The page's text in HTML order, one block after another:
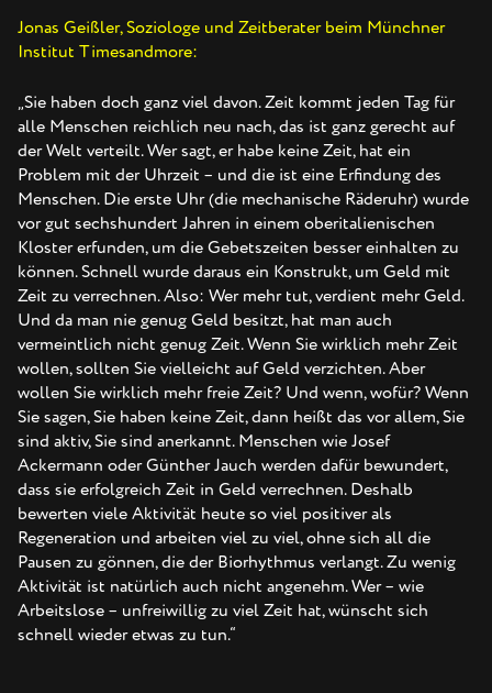
Jonas Geißler, Soziologe und Zeitberater beim Münchner
Institut Timesandmore:
„Sie haben doch ganz viel davon. Zeit kommt jeden Tag für
alle Menschen reichlich neu nach, das ist ganz gerecht auf
der Welt verteilt. Wer sagt, er habe keine Zeit, hat ein
Problem mit der Uhrzeit – und die ist eine Erfindung des
Menschen. Die erste Uhr (die mechanische Räderuhr) wurde
vor gut sechshundert Jahren in einem oberitalienischen
Kloster erfunden, um die Gebetszeiten besser einhalten zu
können. Schnell wurde daraus ein Konstrukt, um Geld mit
Zeit zu verrechnen. Also: Wer mehr tut, verdient mehr Geld.
Und da man nie genug Geld besitzt, hat man auch
vermeintlich nicht genug Zeit. Wenn Sie wirklich mehr Zeit
wollen, sollten Sie vielleicht auf Geld verzichten. Aber
wollen Sie wirklich mehr freie Zeit? Und wenn, wofür? Wenn
Sie sagen, Sie haben keine Zeit, dann heißt das vor allem, Sie
sind aktiv, Sie sind anerkannt. Menschen wie Josef
Ackermann oder Günther Jauch werden dafür bewundert,
dass sie erfolgreich Zeit in Geld verrechnen. Deshalb
bewerten viele Aktivität heute so viel positiver als
Regeneration und arbeiten viel zu viel, ohne sich all die
Pausen zu gönnen, die der Biorhythmus verlangt. Zu wenig
Aktivität ist natürlich auch nicht angenehm. Wer – wie
Arbeitslose – unfreiwillig zu viel Zeit hat, wünscht sich
schnell wieder etwas zu tun.“